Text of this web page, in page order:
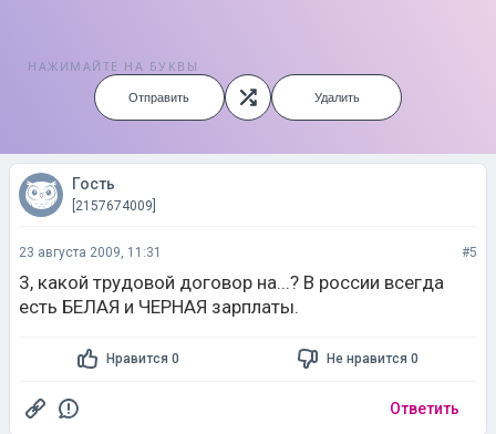
НАЖИМАЙТЕ НА БУКВЫ
Отправить Удалить
Гость
[2157674009]
23 августа 2009, 11:31 #5
3, какой трудовой договор на...? В россии всегда
есть БЕЛАЯ и ЧЕРНАЯ зарплаты.
Нравится 0 Не нравится 0
Ответить